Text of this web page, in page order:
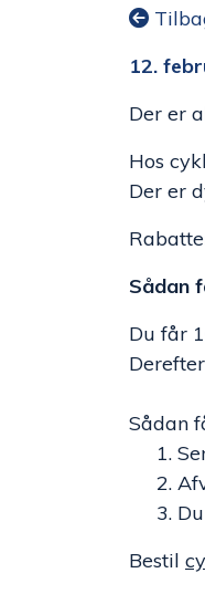
12.
Der er
Hos
Der er
Sådan
Du får
Sådan
1.
2.
3. Du
Bestil